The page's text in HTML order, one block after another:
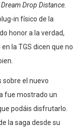
Drop Distance.
in físico de la
honor a la verdad,
la TGS dicen que no
sobre el nuevo
fue mostrado un
podáis disfrutarlo.
la saga desde su